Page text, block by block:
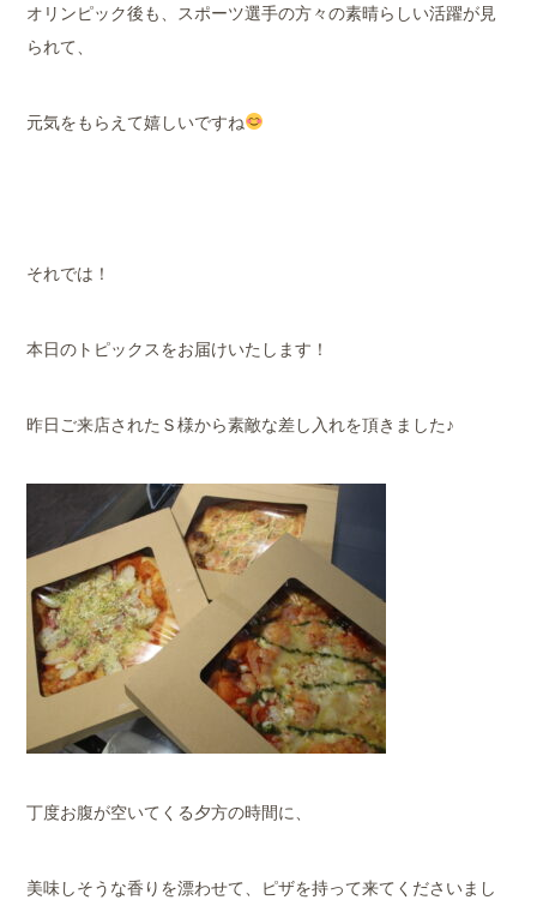
オリンピック後も、スポーツ選手の方々の素晴らしい活躍が見
られて、
元気をもらえて嬉しいですね
それでは！
本日のトピックスをお届けいたします！
昨日ご来店されたＳ様から素敵な差し入れを頂きました♪
丁度お腹が空いてくる夕方の時間に、
美味しそうな香りを漂わせて、ピザを持って来てくださいまし